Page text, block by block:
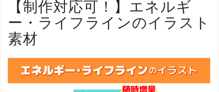
【制作対応可！】エネルギ
ー・ライフラインのイラスト
素材